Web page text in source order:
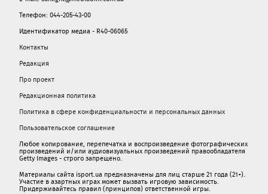
Телефон: 044-205-43-00
Идентификатор медиа - R40-06065
Контакты
Редакция
Про проект
Редакционная политика
Политика в сфере конфиденциальности и персональных данных
Пользовательское соглашение
Любое копирование, перепечатка и воспроизведение фотографических
произведений и/или аудиовизуальных произведений правообладателя
Getty Images - строго запрещено.
Материалы сайта isport.ua предназначены для лиц старше 21 года (21+).
Участие в азартных играх может вызвать игровую зависимость.
Придерживайтесь правил (принципов) ответственной игры.